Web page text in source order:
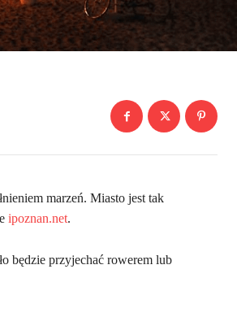
marzeń. Miasto jest tak
ipoznan.net.
będzie przyjechać rowerem lub